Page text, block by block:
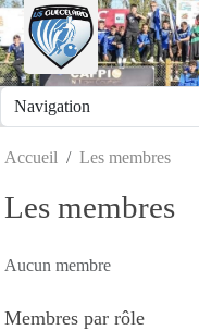
Accueil Les membres
Les membres
Aucun membre
Membres par rôle
Panneau de gestion des